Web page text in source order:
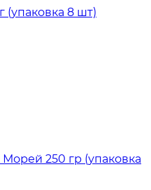
(упаковка 8 шт)
250 гр (упаковка